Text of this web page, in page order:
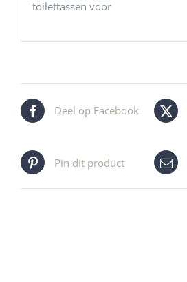
toilettassen voor
Deel op Facebook
Pin dit product